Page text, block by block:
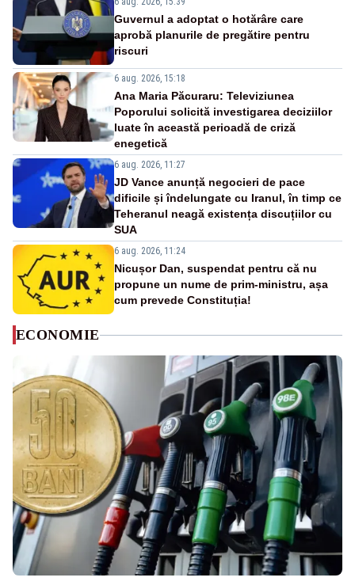
Guvernul a adoptat o hotărâre care
aprobă planurile de pregătire pentru
riscuri
6 aug. 2026, 15:18
Ana Maria Păcuraru: Televiziunea
Poporului solicită investigarea deciziilor
luate în această perioadă de criză
enegetică
6 aug. 2026, 11:27
JD Vance anunță negocieri de pace
dificile și îndelungate cu Iranul, în timp ce
Teheranul neagă existența discuțiilor cu
SUA
6 aug. 2026, 11:24
Nicușor Dan, suspendat pentru că nu
propune un nume de prim-ministru, așa
cum prevede Constituția!
ECONOMIE